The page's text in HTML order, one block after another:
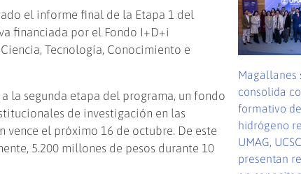
el informe final de la Etapa 1 del
financiada por el Fondo I+D+i
Tecnología, Conocimiento e
la segunda etapa del programa, un fondo
de investigación en las
vence el próximo 16 de octubre. De este
5.200 millones de pesos durante 10
Magallanes
consolida
formativo
hidrógeno
UMAG,
presentan